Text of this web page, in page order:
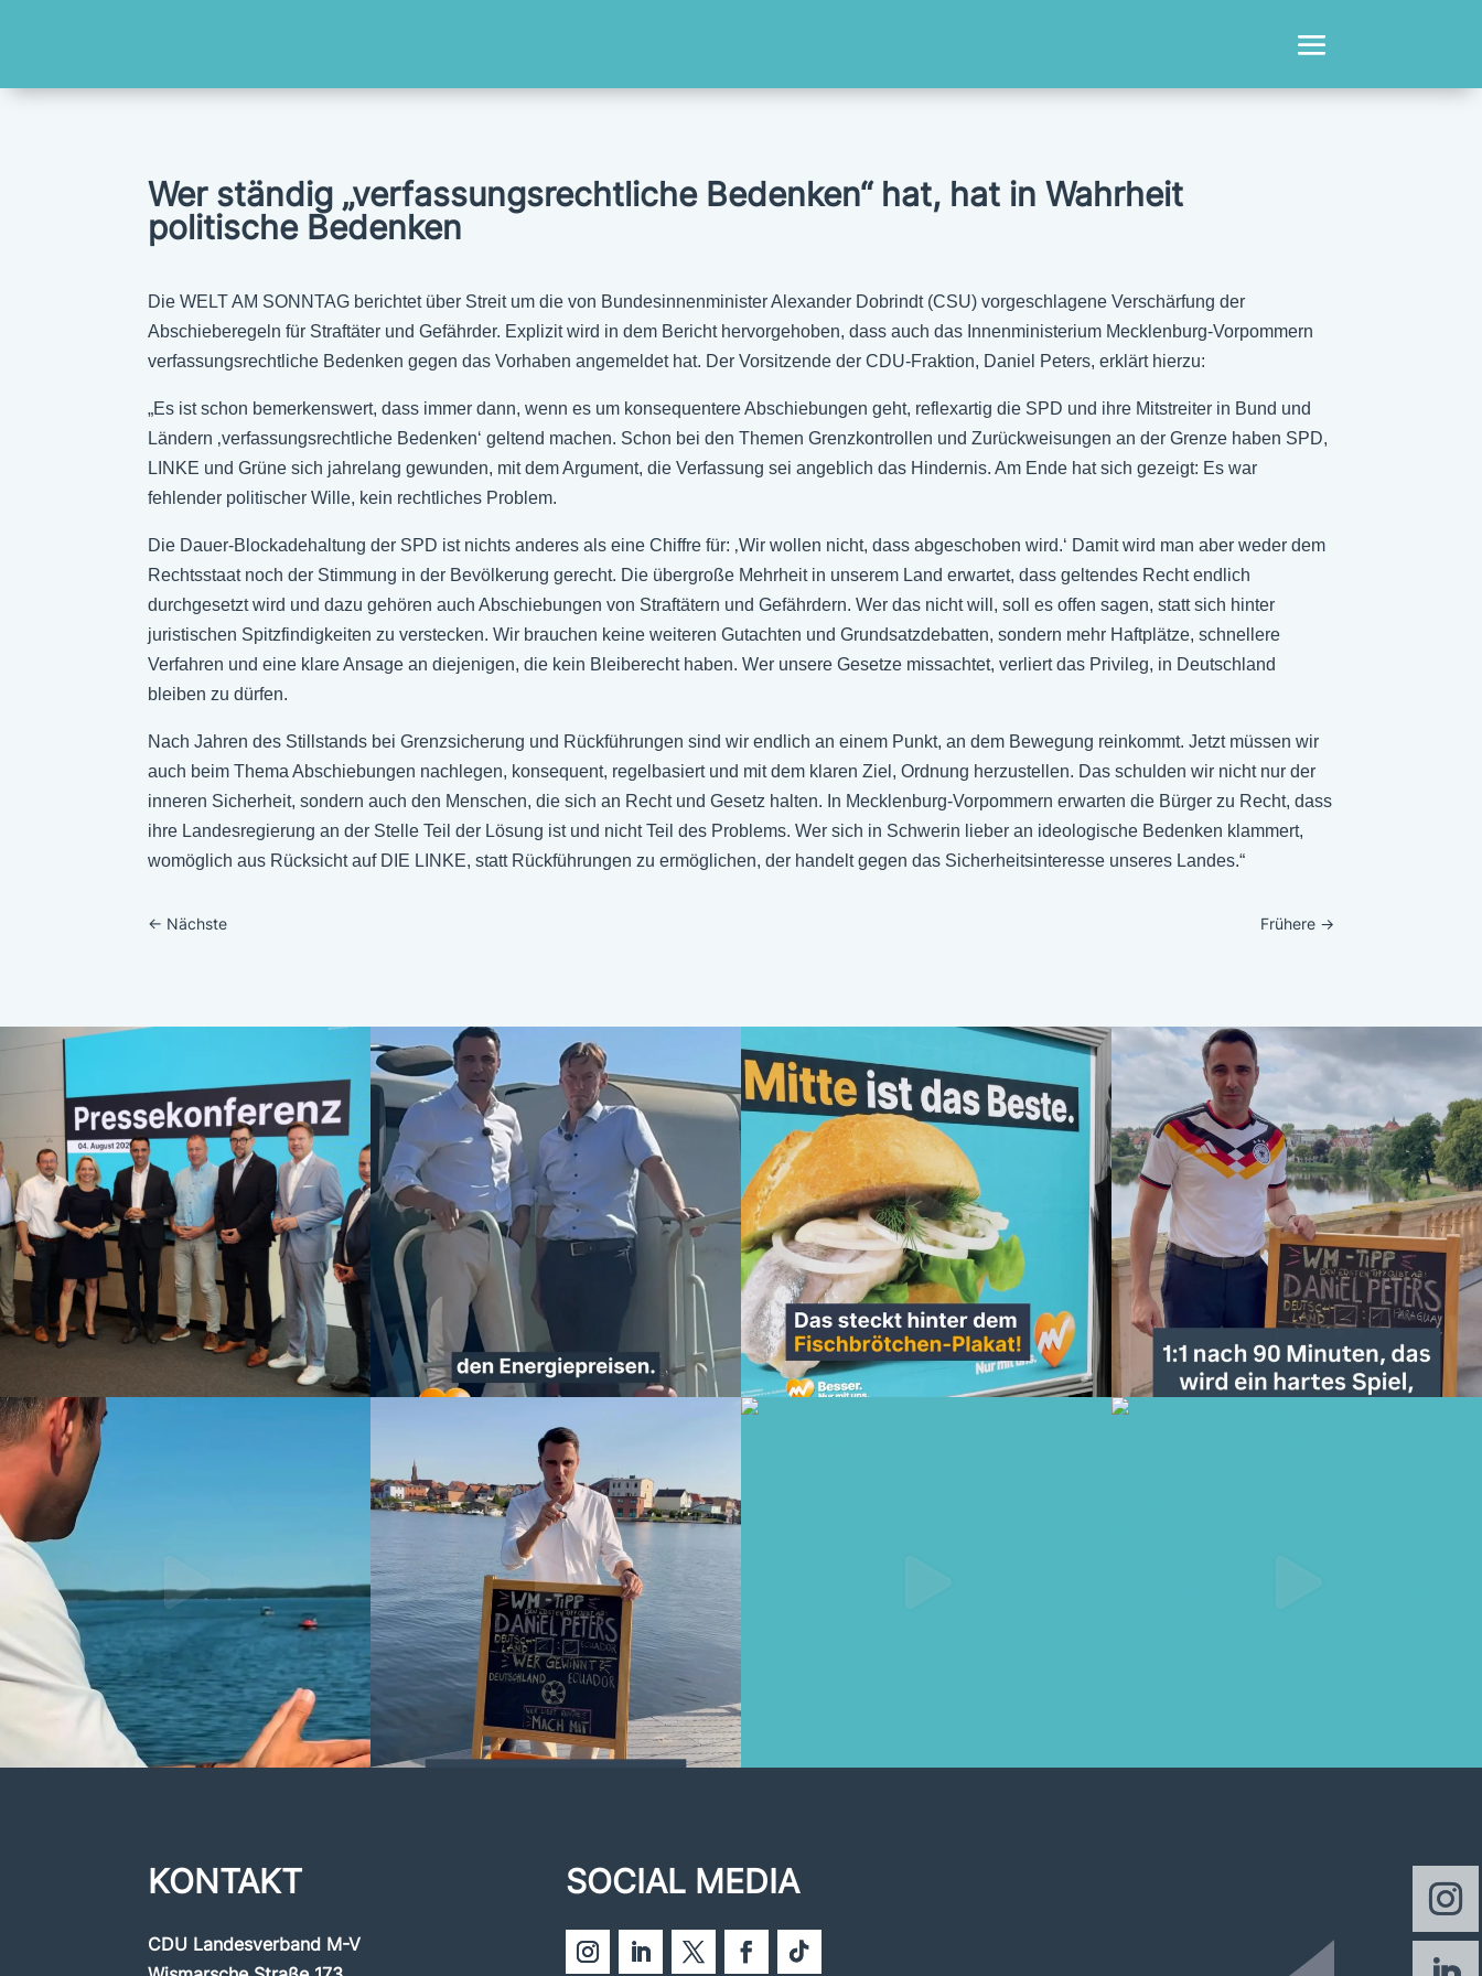
Wer ständig „verfassungsrechtliche Bedenken“ hat, hat in Wahrheit
politische Bedenken
Die WELT AM SONNTAG berichtet über Streit um die von Bundesinnenminister Alexander Dobrindt (CSU) vorgeschlagene Verschärfung der
Abschieberegeln für Straftäter und Gefährder. Explizit wird in dem Bericht hervorgehoben, dass auch das Innenministerium Mecklenburg-Vorpommern
verfassungsrechtliche Bedenken gegen das Vorhaben angemeldet hat. Der Vorsitzende der CDU-Fraktion, Daniel Peters, erklärt hierzu:
„Es ist schon bemerkenswert, dass immer dann, wenn es um konsequentere Abschiebungen geht, reflexartig die SPD und ihre Mitstreiter in Bund und
Ländern ‚verfassungsrechtliche Bedenken‘ geltend machen. Schon bei den Themen Grenzkontrollen und Zurückweisungen an der Grenze haben SPD,
LINKE und Grüne sich jahrelang gewunden, mit dem Argument, die Verfassung sei angeblich das Hindernis. Am Ende hat sich gezeigt: Es war
fehlender politischer Wille, kein rechtliches Problem.
Die Dauer-Blockadehaltung der SPD ist nichts anderes als eine Chiffre für: ‚Wir wollen nicht, dass abgeschoben wird.‘ Damit wird man aber weder dem
Rechtsstaat noch der Stimmung in der Bevölkerung gerecht. Die übergroße Mehrheit in unserem Land erwartet, dass geltendes Recht endlich
durchgesetzt wird und dazu gehören auch Abschiebungen von Straftätern und Gefährdern. Wer das nicht will, soll es offen sagen, statt sich hinter
juristischen Spitzfindigkeiten zu verstecken. Wir brauchen keine weiteren Gutachten und Grundsatzdebatten, sondern mehr Haftplätze, schnellere
Verfahren und eine klare Ansage an diejenigen, die kein Bleiberecht haben. Wer unsere Gesetze missachtet, verliert das Privileg, in Deutschland
bleiben zu dürfen.
Nach Jahren des Stillstands bei Grenzsicherung und Rückführungen sind wir endlich an einem Punkt, an dem Bewegung reinkommt. Jetzt müssen wir
auch beim Thema Abschiebungen nachlegen, konsequent, regelbasiert und mit dem klaren Ziel, Ordnung herzustellen. Das schulden wir nicht nur der
inneren Sicherheit, sondern auch den Menschen, die sich an Recht und Gesetz halten. In Mecklenburg-Vorpommern erwarten die Bürger zu Recht, dass
ihre Landesregierung an der Stelle Teil der Lösung ist und nicht Teil des Problems. Wer sich in Schwerin lieber an ideologische Bedenken klammert,
womöglich aus Rücksicht auf DIE LINKE, statt Rückführungen zu ermöglichen, der handelt gegen das Sicherheitsinteresse unseres Landes.“
← Nächste Frühere→
KONTAKT
CDU Landesverband M-V
SOCIAL MEDIA